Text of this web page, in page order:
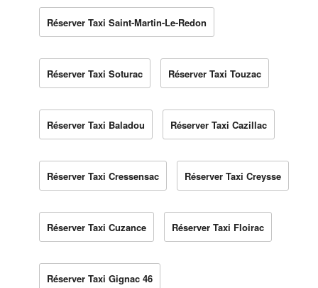
Réserver Taxi Saint-Martin-Le-Redon
Réserver Taxi Soturac Réserver Taxi Touzac
Réserver Taxi Baladou Réserver Taxi Cazillac
Réserver Taxi Cressensac Réserver Taxi Creysse
Réserver Taxi Cuzance Réserver Taxi Floirac
Réserver Taxi Gignac 46